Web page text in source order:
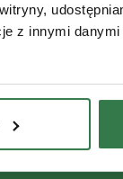
z innymi